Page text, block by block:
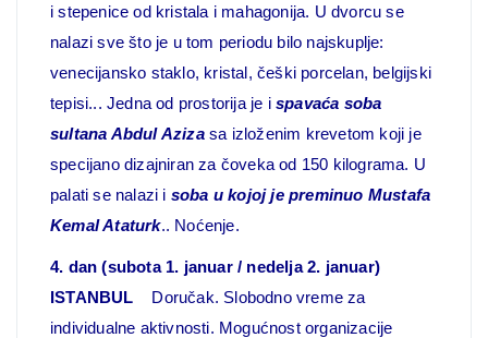
i stepenice od kristala i mahagonija. U dvorcu se
nalazi sve što je u tom periodu bilo najskuplje:
venecijansko staklo, kristal, češki porcelan, belgijski
tepisi... Jedna od prostorija je i spavaća soba
sultana Abdul Azizasa izloženim krevetom koji je
specijano dizajniran za čoveka od 150 kilograma. U
palati se nalazi i soba u kojoj je preminuo Mustafa
Kemal Ataturk.. Noćenje.
4. dan (subota 1. januar / nedelja 2. januar)
ISTANBUL
Doručak. Slobodno vreme za
individualne aktivnosti. Mogućnost organizacije